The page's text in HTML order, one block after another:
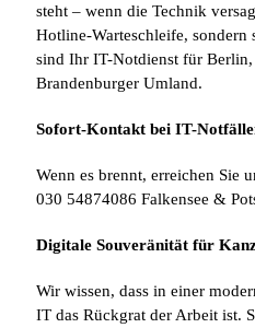
steht – wenn die Technik
Hotline-Warteschleife,
sind Ihr IT-Notdienst für Berlin,
Brandenburger Umland.
Sofort-Kontakt bei IT-
Wenn es brennt, erreichen Sie
030 54874086 Falkensee &
Digitale Souveränität für
Wir wissen, dass in einer
IT das Rückgrat der Arbeit ist.